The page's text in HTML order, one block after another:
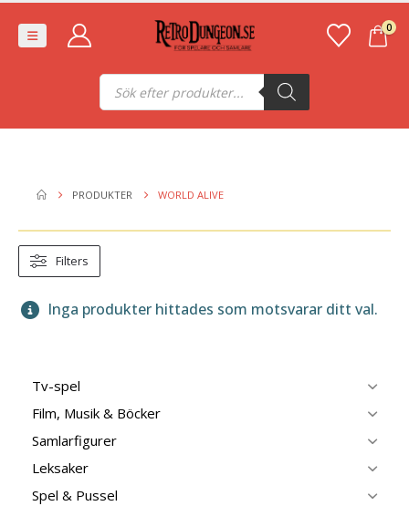
0
Produktsökning
PRODUKTER WORLD ALIVE
Filters
Inga produkter hittades som motsvarar ditt val.
Tv-spel
Film, Musik & Böcker
Samlarfigurer
Leksaker
Spel & Pussel